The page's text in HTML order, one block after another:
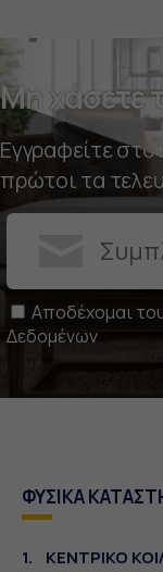
Μη χάσετε
Εγγραφείτε
πρώτοι τα
Αποδέχομαι
Δεδομένων
ΦΥΣΙΚΑ
1.
ΚΕΝΤΡΙΚΟ